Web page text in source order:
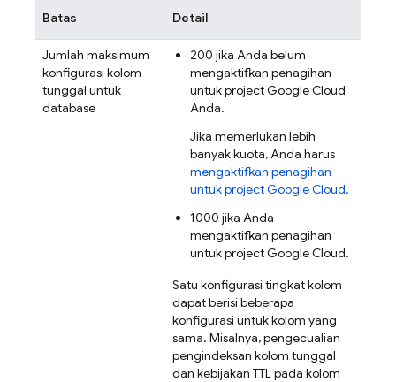
Batas Detail
Jumlah maksimum
konfigurasi kolom
tunggal untuk
database
200 jika Anda belum
mengaktifkan penagihan
untuk projectGoogle Cloud
Anda.
Jika memerlukan lebih
banyak kuota, Anda harus
mengaktifkan penagihan
untuk projectGoogle Cloud.
1000 jika Anda
mengaktifkan penagihan
untuk projectGoogle Cloud.
Satu konfigurasi tingkat kolom
dapat berisi beberapa
konfigurasi untuk kolom yang
sama. Misalnya, pengecualian
pengindeksan kolom tunggal
dan kebijakan TTL pada kolom